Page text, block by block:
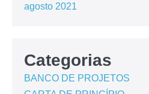
agosto 2021
Categorias
BANCO DE PROJETOS